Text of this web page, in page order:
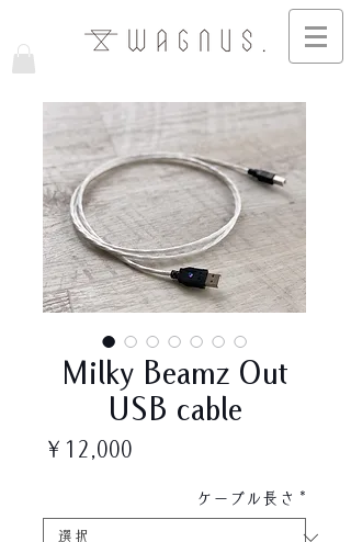
Milky Beamz Out
USB cable
￥12,000
ケーブル長さ *